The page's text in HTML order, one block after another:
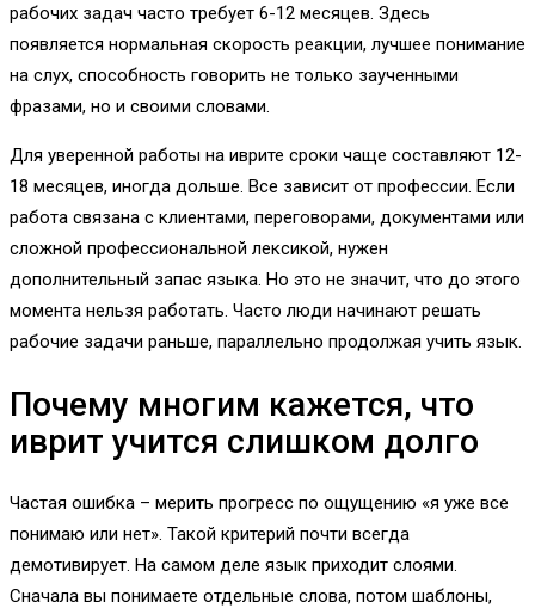
рабочих задач часто требует 6-12 месяцев. Здесь
появляется нормальная скорость реакции, лучшее понимание
на слух, способность говорить не только заученными
фразами, но и своими словами.
Для уверенной работы на иврите сроки чаще составляют 12-
18 месяцев, иногда дольше. Все зависит от профессии. Если
работа связана с клиентами, переговорами, документами или
сложной профессиональной лексикой, нужен
дополнительный запас языка. Но это не значит, что до этого
момента нельзя работать. Часто люди начинают решать
рабочие задачи раньше, параллельно продолжая учить язык.
Почему многим кажется, что
иврит учится слишком долго
Частая ошибка – мерить прогресс по ощущению «я уже все
понимаю или нет». Такой критерий почти всегда
демотивирует. На самом деле язык приходит слоями.
Сначала вы понимаете отдельные слова, потом шаблоны,